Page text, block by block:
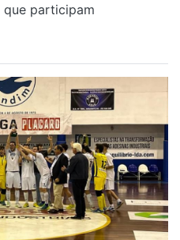
participam